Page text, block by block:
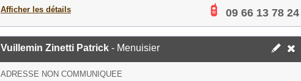
Afficher les détails 09 66 13 78 24
Vuillemin Zinetti Patrick - Menuisier
ADRESSE NON COMMUNIQUEE